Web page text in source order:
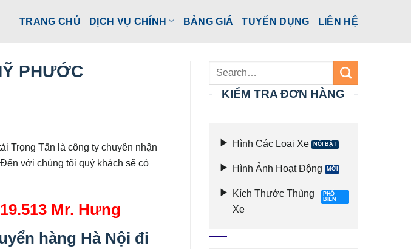
TRANG CHỦ DỊCH VỤ CHÍNH BẢNG GIÁ TUYỂN DỤNG LIÊN HỆ
PHƯỚC
Trọng Tấn là công ty chuyên nhận
với chúng tôi quý khách sẽ có
Mr. Hưng
hàng Hà Nội đi
KIỂM TRA ĐƠN HÀNG
Hình Các Loại Xe
Hình Ảnh Hoạt Động
Kích Thước Thùng
Xe